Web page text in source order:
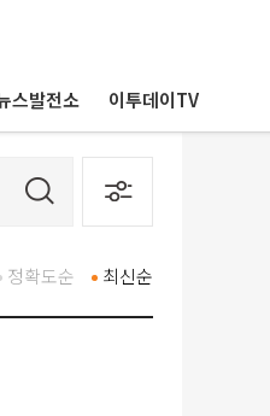
스발전소 이투데이TV
최신순
정확도순